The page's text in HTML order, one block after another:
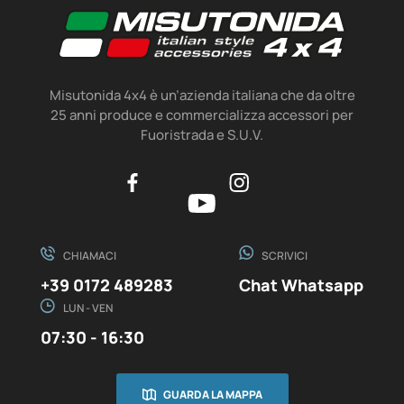
Misutonida 4x4 è un’azienda italiana che da oltre
25 anni produce e commercializza accessori per
Fuoristrada e S.U.V.
CHIAMACI
+39 0172 489283
SCRIVICI
Chat Whatsapp
LUN - VEN
07:30 - 16:30
GUARDA LA MAPPA